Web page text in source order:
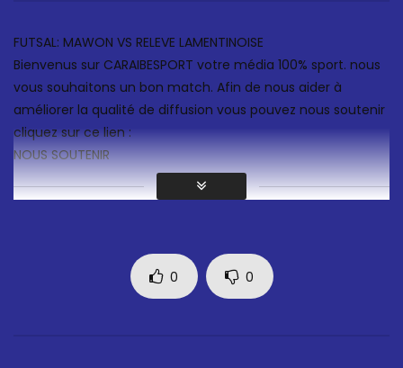
FUTSAL: MAWON VS RELEVE LAMENTINOISE
Bienvenus sur CARAIBESPORT votre média 100% sport. nous
vous souhaitons un bon match. Afin de nous aider à
améliorer la qualité de diffusion vous pouvez nous soutenir
cliquez sur ce lien :
NOUS SOUTENIR
0 0